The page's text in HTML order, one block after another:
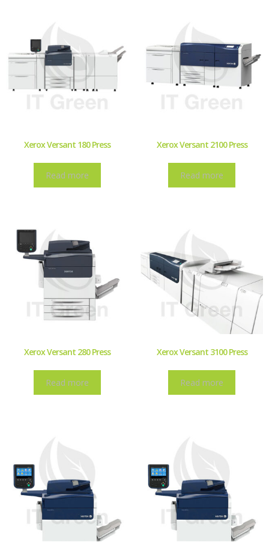
Xerox Versant 180 Press
Read more
Xerox Versant 2100 Press
Read more
Xerox Versant 280 Press
Read more
Xerox Versant 3100 Press
Read more